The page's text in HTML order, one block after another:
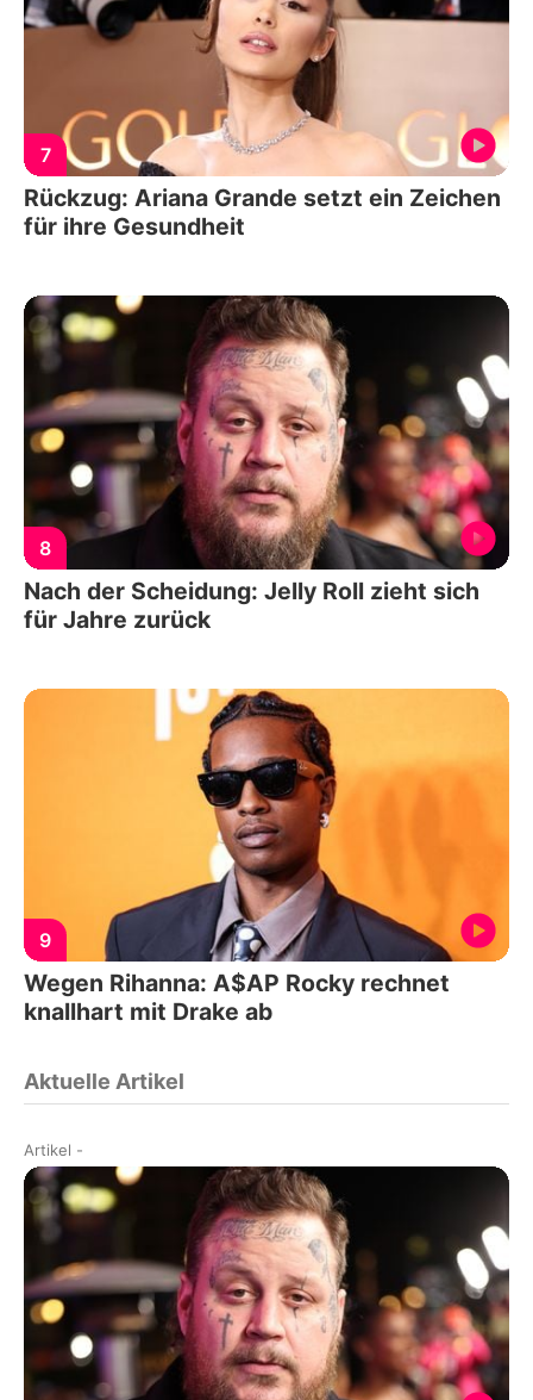
7
Rückzug: Ariana Grande setzt ein Zeichen
für ihre Gesundheit
8
Nach der Scheidung: Jelly Roll zieht sich
für Jahre zurück
9
Wegen Rihanna: A$AP Rocky rechnet
knallhart mit Drake ab
Aktuelle Artikel
Artikel -